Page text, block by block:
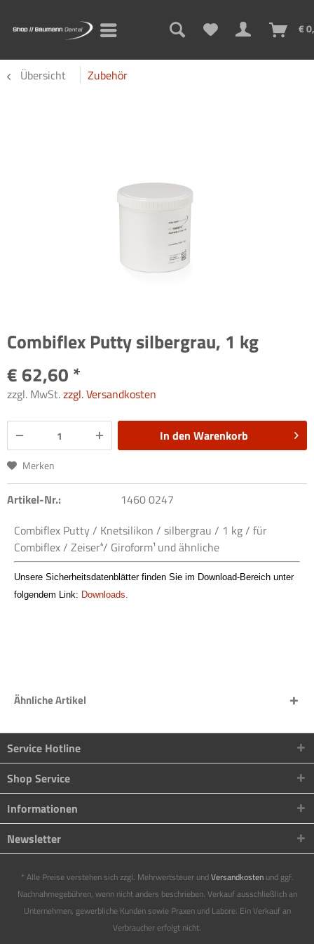
€
Übersicht Zubehör
Combiflex Putty silbergrau, 1 kg
€ 62,60 *
zzgl. MwSt.zzgl. Versandkosten
In den Warenkorb
Merken
Artikel-Nr.:
1460 0247
Combiflex Putty / Knetsilikon / silbergrau / 1 kg / für
Combiflex / Zeiser⁴/ Giroform¹ und ähnliche
Unsere Sicherheitsdatenblätter finden Sie im Download-Bereich unter
folgendem Link: Downloads.
Ähnliche Artikel
Service Hotline
Shop Service
Informationen
Newsletter
* Alle Preise verstehen sich zzgl. Mehrwertsteuer undVersandkostenund ggf.
Nachnahmegebühren, wenn nicht anders beschrieben. Verkauf ausschließlich an
Unternehmen, gewerbliche Kunden sowie Praxen und Labore. Ein Verkauf an
Verbraucher erfolgt nicht.